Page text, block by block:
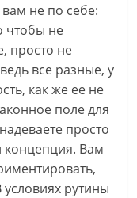
не по себе:
чтобы не
просто не
все разные, у
как же ее не
поле для
просто
концепция. Вам
рутины